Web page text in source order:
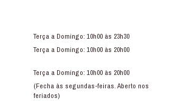
Terça a Domingo: 10h00 às 23h30
Terça a Domingo: 10h00 às 20h00
Terça a Domingo: 10h00 às 20h00
(Fecha às segundas-feiras. Aberto nos
feriados)